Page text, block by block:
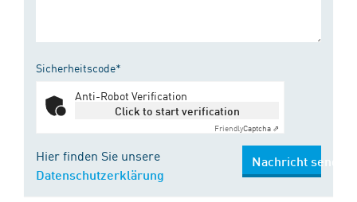
Sicherheitscode*
Anti-Robot Verification
Click to start verification
FriendlyCaptcha ⇗
Hier finden Sie unsere
Datenschutzerklärung
Nachricht senden